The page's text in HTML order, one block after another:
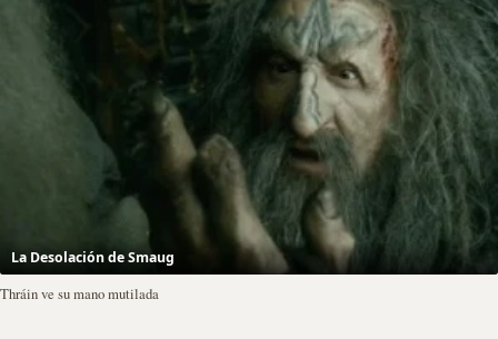
La Desolación de Smaug
Thráin ve su mano mutilada